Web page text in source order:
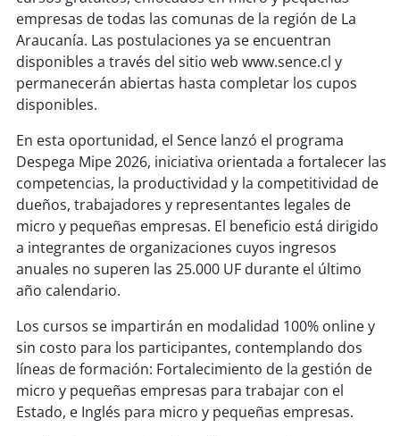
soyvalparaíso
soyquillota
soysanantonio
soy chillán
soysancarlos
soy talcahuano
soyconcepción
coronel
soyarauco
soy temuco
empresas de todas las comunas de la región de La
Araucanía. Las postulaciones ya se encuentran
disponibles a través del sitio web www.sence.cl y
permanecerán abiertas hasta completar los cupos
disponibles.
En esta oportunidad, el Sence lanzó el programa
Despega Mipe 2026, iniciativa orientada a fortalecer las
competencias, la productividad y la competitividad de
dueños, trabajadores y representantes legales de
micro y pequeñas empresas. El beneficio está dirigido
a integrantes de organizaciones cuyos ingresos
anuales no superen las 25.000 UF durante el último
año calendario.
Los cursos se impartirán en modalidad 100% online y
sin costo para los participantes, contemplando dos
líneas de formación: Fortalecimiento de la gestión de
micro y pequeñas empresas para trabajar con el
Estado, e Inglés para micro y pequeñas empresas.